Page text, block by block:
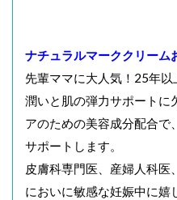
ナチュラルマーククリーム
先輩ママに大人気！25年以
潤いと肌の弾力サポートに
アのための美容成分配合で
サポートします。
皮膚科専門医、産婦人科医
においに敏感な妊娠中に嬉